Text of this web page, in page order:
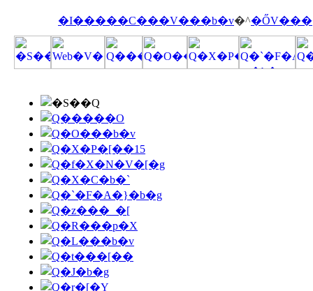
�I�����C���V���b�v�^�ŐV���